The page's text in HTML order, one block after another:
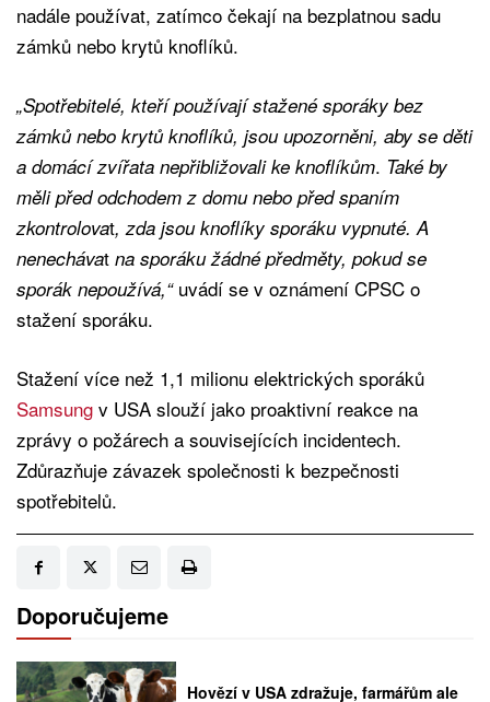
nadále používat, zatímco čekají na bezplatnou sadu
zámků nebo krytů knoflíků.
„Spotřebitelé, kteří používají stažené sporáky bez
zámků nebo krytů knoflíků, jsou upozorněni, aby se děti
a domácí zvířata nepřibližovali ke knoflíkům. Také by
měli před odchodem z domu nebo před spaním
zkontrolovat, zda jsou knoflíky sporáku vypnuté. A
nenechávat na sporáku žádné předměty, pokud se
sporák nepoužívá,“uvádí se v oznámení CPSC o
stažení sporáku.
Stažení více než 1,1 milionu elektrických sporáků
Samsung v USA slouží jako proaktivní reakce na
zprávy o požárech a souvisejících incidentech.
Zdůrazňuje závazek společnosti k bezpečnosti
spotřebitelů.
Doporučujeme
Hovězí v USA zdražuje, farmářům ale